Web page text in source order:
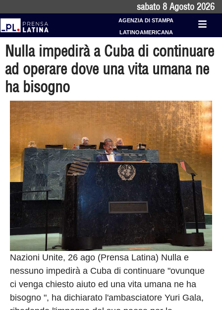
sabato 8 Agosto 2026
AGENZIA DI STAMPA
LATINOAMERICANA
Nulla impedirà a Cuba di continuare
ad operare dove una vita umana ne
ha bisogno
Nazioni Unite, 26 ago (Prensa Latina) Nulla e
nessuno impedirà a Cuba di continuare "ovunque
ci venga chiesto aiuto ed una vita umana ne ha
bisogno ", ha dichiarato l'ambasciatore Yuri Gala,